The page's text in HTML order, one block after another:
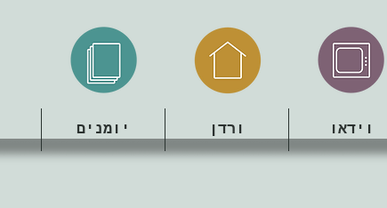
וידאו ורדן יומנים